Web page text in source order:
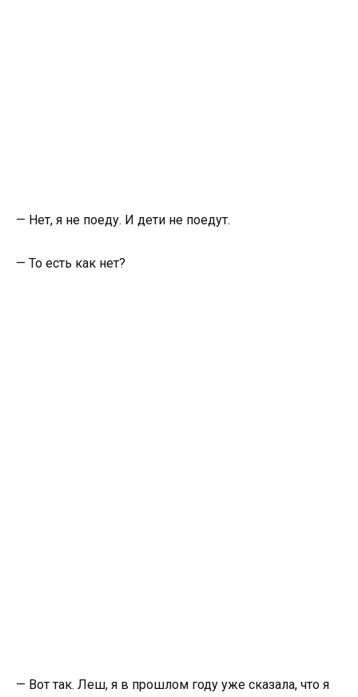
— Нет, я не поеду. И дети не поедут.
— То есть как нет?
— Вот так. Леш, я в прошлом году уже сказала, что я